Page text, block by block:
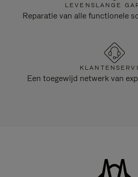
LEVENSLANGE
Reparatie van alle functionele
Een toegewijd netwerk van